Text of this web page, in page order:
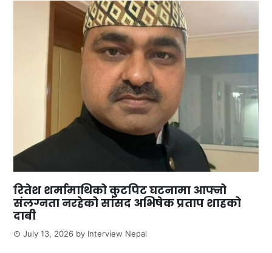
रितेश शर्मामाथिको कुटपिट घटनामा आफ्नो
संलग्नता नरहेको सांसद अभिषेक प्रताप शाहको
दाबी
July 13, 2026 by Interview Nepal